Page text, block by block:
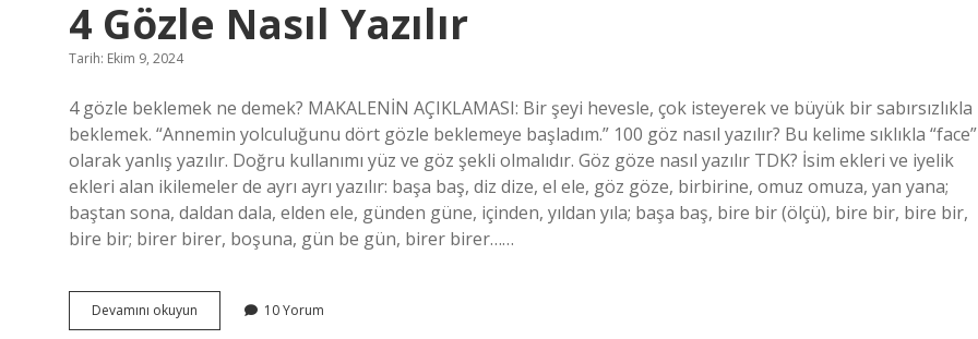
4 Gözle Nasıl Yazılır
Tarih: Ekim 9, 2024
4 gözle beklemek ne demek? MAKALENİN AÇIKLAMASI: Bir şeyi hevesle, çok isteyerek ve büyük bir sabırsızlıkla
beklemek. “Annemin yolculuğunu dört gözle beklemeye başladım.” 100 göz nasıl yazılır? Bu kelime sıklıkla “face”
olarak yanlış yazılır. Doğru kullanımı yüz ve göz şekli olmalıdır. Göz göze nasıl yazılır TDK? İsim ekleri ve iyelik
ekleri alan ikilemeler de ayrı ayrı yazılır: başa baş, diz dize, el ele, göz göze, birbirine, omuz omuza, yan yana;
baştan sona, daldan dala, elden ele, günden güne, içinden, yıldan yıla; başa baş, bire bir (ölçü), bire bir, bire bir,
bire bir; birer birer, boşuna, gün be gün, birer birer……
Devamını okuyun
Gözle
10 Yorum